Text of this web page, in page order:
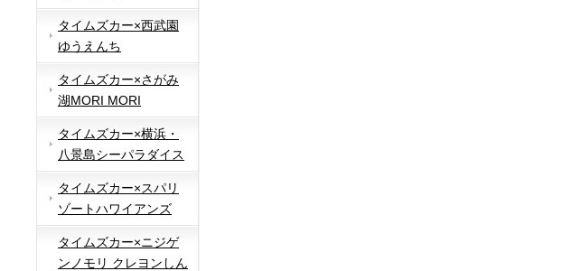
タイムズカー×西武園
ゆうえんち
タイムズカー×さがみ
湖MORI MORI
タイムズカー×横浜・
八景島シーパラダイス
タイムズカー×スパリ
ゾートハワイアンズ
タイムズカー×ニジゲ
ンノモリ クレヨンしん